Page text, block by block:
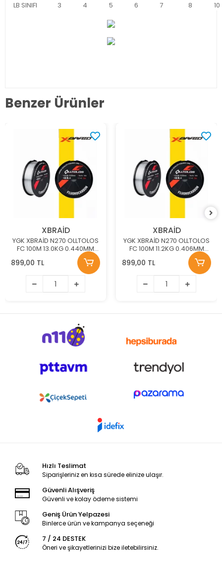
LB SINIFI
3 4 5 6 7 8 10
Benzer Ürünler
XBRAİD
YGK XBRAİD N270 OLLTOLOS
FC 100M 13.0KG 0.440MM
FLOUROCARBON MİSİNA
899,00 TL
XBRAİD
YGK XBRAİD N270 OLLTOLOS
FC 100M 11.2KG 0.406MM
FLOUROCARBON MİSİNA
899,00 TL
Hızlı Teslimat
Siparişleriniz en kısa sürede elinize ulaşır.
Güvenli Alışveriş
Güvenli ve kolay ödeme sistemi
Geniş Ürün Yelpazesi
Binlerce ürün ve kampanya seçeneği
7 / 24 DESTEK
Öneri ve şikayetlerinizi bize iletebilirsiniz.